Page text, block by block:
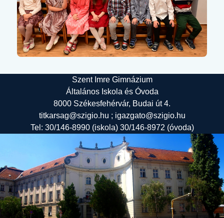
Szent Imre Gimnázium
Általános Iskola és Óvoda
8000 Székesfehérvár, Budai út 4.
titkarsag@szigio.hu ; igazgato@szigio.hu
Tel: 30/146-8990 (iskola) 30/146-8972 (óvoda)